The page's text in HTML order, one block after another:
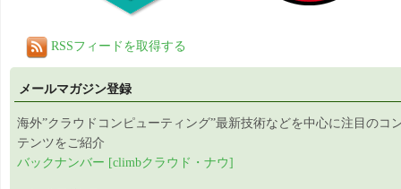
RSSフィードを取得する
メールマガジン登録
海外”クラウドコンピューティング”最新技術などを中心に注目のコ
テンツをご紹介
バックナンバー [climbクラウド・ナウ]